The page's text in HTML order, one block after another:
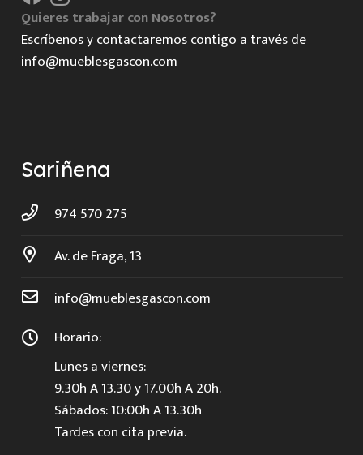
Quieres trabajar con Nosotros?
Escríbenos y contactaremos contigo a través de
info@mueblesgascon.com
Sariñena
974 570 275
Av. de Fraga, 13
info@mueblesgascon.com
Horario:
Lunes a viernes:
9.30h A 13.30 y 17.00h A 20h.
Sábados: 10:00h A 13.30h
Tardes con cita previa.